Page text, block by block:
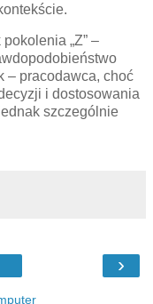
„Z” –
– pracodawca, choć
i dostosowania
szczególnie
›